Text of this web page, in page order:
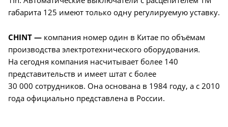
габарита 125 имеют только одну регулируемую уставку.
CHINT — компания номер один в Китае по объёмам
производства электротехнического оборудования.
На сегодня компания насчитывает более 140
представительств и имеет штат с более
30 000 сотрудников. Она основана в 1984 году, а с 2010
года официально представлена в России.